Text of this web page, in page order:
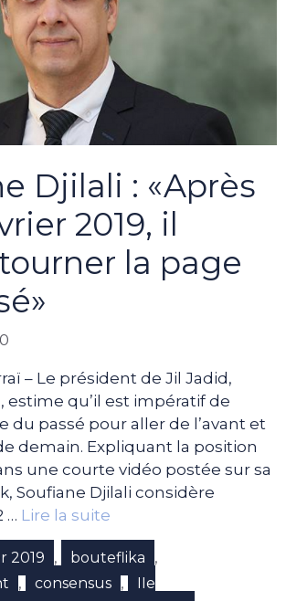
Djilali : «Après
2019, il
la page
– Le président de Jil Jadid,
estime qu’il est impératif de
du passé pour aller de l’avant et
demain. Expliquant la position
une courte vidéo postée sur sa
Soufiane Djilali considère
… Lire la suite
2019 , bouteflika ,
, consensus ,
IIe